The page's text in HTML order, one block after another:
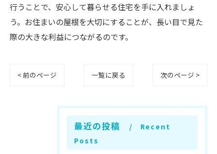
行うことで、安心して暮らせる住宅を手に入れましょ
う。お住まいの屋根を大切にすることが、長い目で見た
際の大きな利益につながるのです。
< 前のページ 一覧に戻る 次のページ >
最近の投稿
Recent
Posts